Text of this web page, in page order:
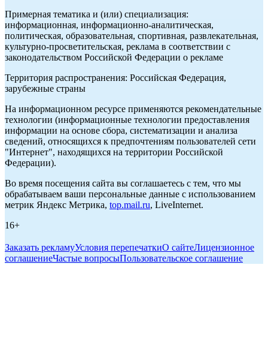
Примерная тематика и (или) специализация:
информационная, информационно-аналитическая,
политическая, образовательная, спортивная, развлекательная,
культурно-просветительская, реклама в соответствии с
законодательством Российской Федерации о рекламе
Территория распространения: Российская Федерация,
зарубежные страны
На информационном ресурсе применяются рекомендательные
технологии (информационные технологии предоставления
информации на основе сбора, систематизации и анализа
сведений, относящихся к предпочтениям пользователей сети
"Интернет", находящихся на территории Российской
Федерации).
Во время посещения сайта вы соглашаетесь с тем, что мы
обрабатываем ваши персональные данные с использованием
метрик Яндекс Метрика, top.mail.ru, LiveInternet.
16+
Заказать рекламуУсловия перепечаткиО сайтеЛицензионное
соглашениеЧастые вопросыПользовательское соглашение